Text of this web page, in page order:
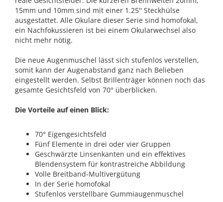
15mm und 10mm sind mit einer 1.25'' Steckhülse
ausgestattet. Alle Okulare dieser Serie sind homofokal,
ein Nachfokussieren ist bei einem Okularwechsel also
nicht mehr nötig.
Die neue Augenmuschel lässt sich stufenlos verstellen,
somit kann der Augenabstand ganz nach Belieben
eingestellt werden. Selbst Brillenträger können noch das
gesamte Gesichtsfeld von 70° überblicken.
Die Vorteile auf einen Blick:
70° Eigengesichtsfeld
Fünf Elemente in drei oder vier Gruppen
Geschwärzte Linsenkanten und ein effektives
Blendensystem für kontrastreiche Abbildung
Volle Breitband-Multivergütung
In der Serie homofokal
Stufenlos verstellbare Gummiaugenmuschel